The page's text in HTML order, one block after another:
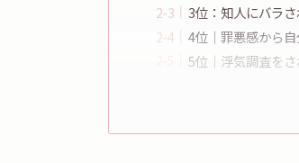
3位：知人にバラ
4位｜罪悪感から
5位｜浮気調査を